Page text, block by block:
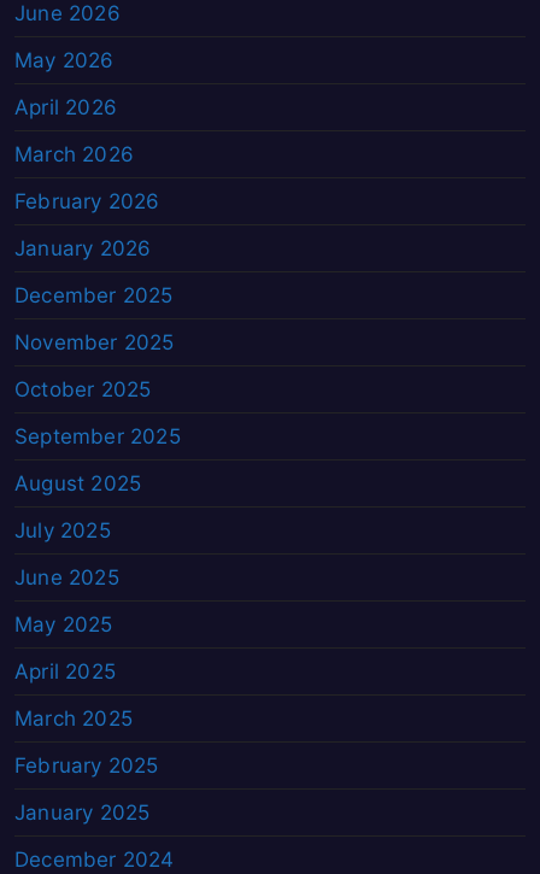
June 2026
May 2026
April 2026
March 2026
February 2026
January 2026
December 2025
November 2025
October 2025
September 2025
August 2025
July 2025
June 2025
May 2025
April 2025
March 2025
February 2025
January 2025
December 2024